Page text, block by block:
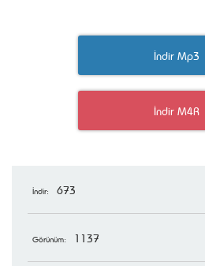
İndir Mp3
İndir M4R
İndir: 673
Görünüm: 1137